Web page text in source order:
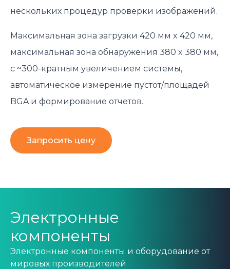
нескольких процедур проверки изображений.
Максимальная зона загрузки 420 мм x 420 мм,
максимальная зона обнаружения 380 x 380 мм,
с ~300-кратным увеличением системы,
автоматическое измерение пустот/площадей
BGA и формирование отчетов.
Запросить цену
Электронные
компоненты
Электронные компоненты и оборудование от
мировых производителей